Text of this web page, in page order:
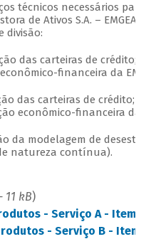
técnicos necessários
de Ativos S.A. –
divisão:
das carteiras de
financeira da
das carteiras de
econômico-financeira da
da modelagem de
natureza contínua).
11 kB)
- Serviço A - Item 1
- Serviço B - Item 2